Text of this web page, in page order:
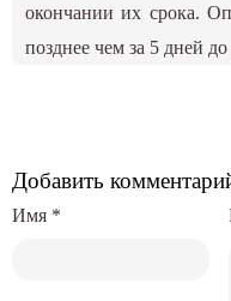
окончании их срока.
позднее чем за 5 дней
Добавить
Имя *